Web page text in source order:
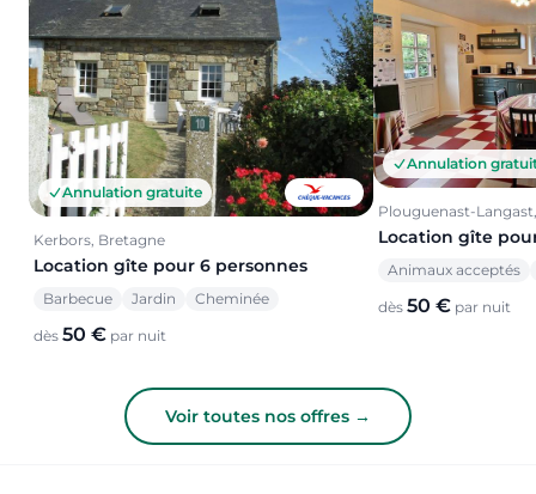
Annulation gratuite
Kerbors, Bretagne
Location gîte pour 6 personnes
Barbecue Jardin Cheminée
dès 50 € par nuit
Annulation
Plouguenast-
Location gîte
Animaux acceptés
dès 50 € par nuit
Voir toutes nos offres →